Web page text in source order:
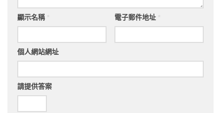
顯示名稱 電子郵件地址
個人網站網址
請提供答案